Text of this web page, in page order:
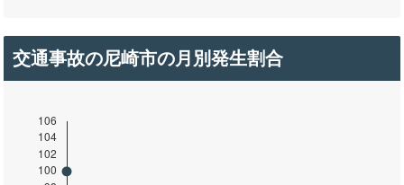
交通事故の尼崎市の月別発生割合